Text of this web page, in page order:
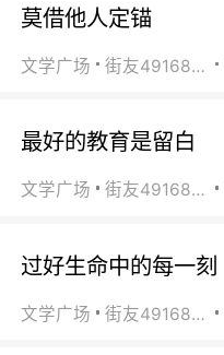
莫借他人定锚
文学广场 街友49168527
最好的教育是留白
文学广场 街友49168527
过好生命中的每一刻
文学广场 街友49168527